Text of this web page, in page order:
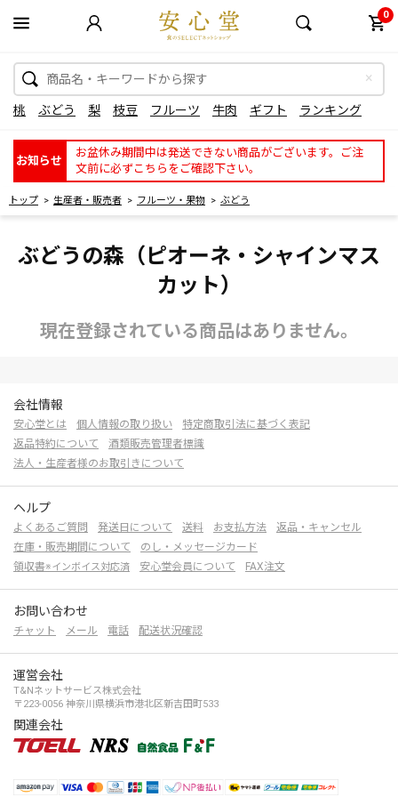
0
桃 ぶどう 梨 枝豆 フルーツ 牛肉 ギフト ランキング
お知らせ
お盆休み期間中は発送できない商品がございます。ご注
文前に必ずこちらをご確認下さい。
トップ 生産者・販売者 フルーツ・果物 ぶどう
ぶどうの森（ピオーネ・シャインマス
カット）
現在登録されている商品はありません。
会社情報
安心堂とは 個人情報の取り扱い
特定商取引法に基づく表記
返品特約について
酒類販売管理者標識
法人・生産者様のお取引きについて
ヘルプ
よくあるご質問 発送日について 送料 お支払方法
返品・キャンセル
在庫・販売期間について
のし・メッセージカード
領収書※インボイス対応済 安心堂会員について FAX注文
お問い合わせ
チャット メール 電話 配送状況確認
運営会社
T&Nネットサービス株式会社
〒223-0056 神奈川県横浜市港北区新吉田町533
関連会社